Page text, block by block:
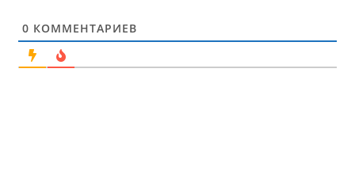
0 КОММЕНТАРИЕВ